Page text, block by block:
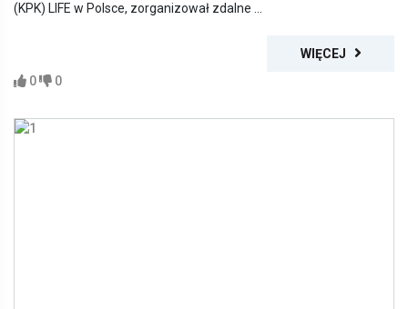
(KPK) LIFE w Polsce, zorganizował zdalne ...
WIĘCEJ
0
0